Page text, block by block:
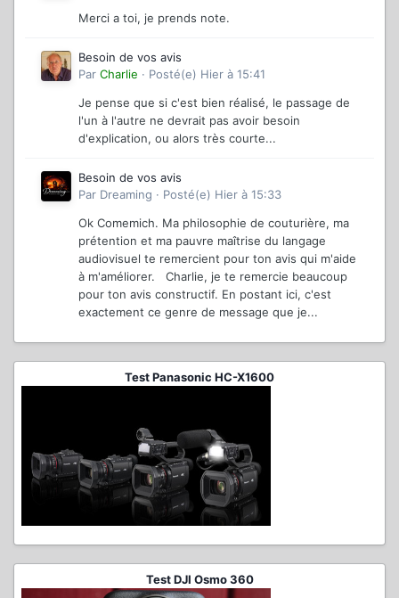
Merci a toi, je prends note.
Besoin de vos avis
Par Charlie · Posté(e) Hier à 15:41
Je pense que si c'est bien réalisé, le passage de
l'un à l'autre ne devrait pas avoir besoin
d'explication, ou alors très courte...
Besoin de vos avis
Par Dreaming · Posté(e) Hier à 15:33
Ok Comemich. Ma philosophie de couturière, ma
prétention et ma pauvre maîtrise du langage
audiovisuel te remercient pour ton avis qui m'aide
à m'améliorer. Charlie, je te remercie beaucoup
pour ton avis constructif. En postant ici, c'est
exactement ce genre de message que je...
Test Panasonic HC-X1600
Test DJI Osmo 360